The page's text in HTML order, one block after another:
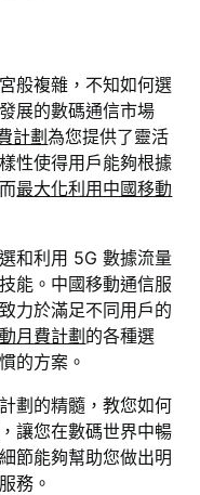
般複雜，不知如何選
展的數碼通信市場
計劃為您提供了靈活
性使得用戶能夠根據
最大化利用中國移動
和利用 5G 數據流量
能。中國移動通信服
力於滿足不同用戶的
月費計劃的各種選
的方案。
劃的精髓，教您如何
讓您在數碼世界中暢
節能夠幫助您做出明
務。